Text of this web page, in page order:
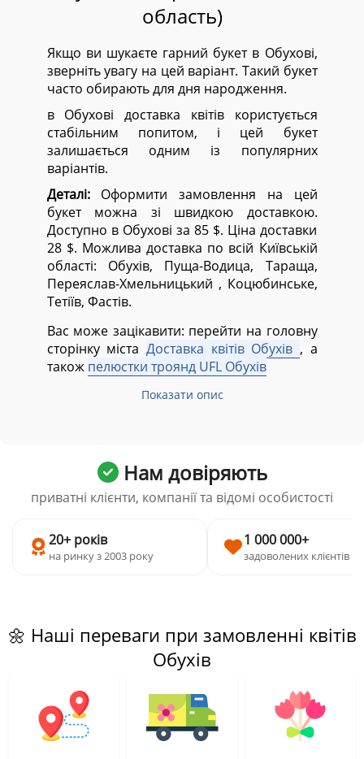
область)
Якщо ви шукаєте гарний букет в Обухові,
зверніть увагу на цей варіант. Такий букет
часто обирають для дня народження.
в Обухові доставка квітів користується
стабільним попитом, і цей букет
залишається одним із популярних
варіантів.
Деталі:Оформити замовлення на цей
букет можна зі швидкою доставкою.
Доступно в Обухові за 85 $. Ціна доставки
28 $. Можлива доставка по всій Київській
області: Обухів, Пуща-Водица, Тараща,
Переяслав-Хмельницький , Коцюбинське,
Тетіїв, Фастів.
Вас може зацікавити: перейти на головну
сторінку міста Доставка квітів Обухів , а
також пелюстки троянд UFL Обухів
Показати опис
Нам довіряють
приватні клієнти, компанії та відомі особистості
20+ років
на ринку з 2003 року
1 000 000+
задоволених клієнтів
🌼 Наші переваги при замовленні квітів
Обухів